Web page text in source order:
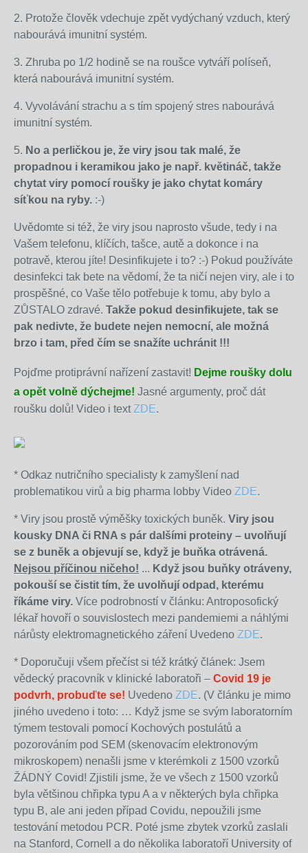
2. Protože člověk vdechuje zpět vydýchaný vzduch, který
nabourává imunitní systém.
3. Zhruba po 1/2 hodině se na roušce vytváří políseň,
která nabourává imunitní systém.
4. Vyvolávání strachu a s tím spojený stres nabourává
imunitní systém.
5. No a perličkou je, že viry jsou tak malé, že
propadnou i keramikou jako je např. květináč, takže
chytat viry pomocí roušky je jako chytat komáry
síťkou na ryby. :-)
Uvědomte si též, že viry jsou naprosto všude, tedy i na
Vašem telefonu, klíčích, tašce, autě a dokonce i na
potravě, kterou jíte! Desinfikujete i to? :-) Pokud používáte
desinfekci tak bete na vědomí, že ta ničí nejen viry, ale i to
prospěšné, co Vaše tělo potřebuje k tomu, aby bylo a
ZŮSTALO zdravé. Takže pokud desinfikujete, tak se
pak nedivte, že budete nejen nemocní, ale možná
brzo i tam, před čím se snažíte uchránit !!!
Pojďme protiprávní nařízení zastavit! Dejme roušky dolu
a opět volně dýchejme! Jasné argumenty, proč dát
roušku dolů! Video i textZDE.
* Odkaz nutričního specialisty k zamyšlení nad
problematikou virů a big pharma lobby Video ZDE.
* Viry jsou prostě výměšky toxických buněk. Viry jsou
kousky DNA či RNA s pár dalšími proteiny – uvolňují
se z buněk a objevují se, když je buňka otrávená.
Nejsou příčinou ničeho! ... Když jsou buňky otráveny,
pokouší se čistit tím, že uvolňují odpad, kterému
říkáme viry. Více podrobností v článku: Antroposofický
lékař hovoří o souvislostech mezi pandemiemi a náhlými
nárůsty elektromagnetického záření Uvedeno ZDE.
* Doporučuji všem přečíst si též krátký článek: Jsem
vědecký pracovník v klinické laboratoři – Covid 19 je
podvrh, probuďte se! Uvedeno ZDE. (V článku je mimo
jiného uvedeno i toto: … Když jsme se svým laboratorním
týmem testovali pomocí Kochových postulátů a
pozorováním pod SEM (skenovacím elektronovým
mikroskopem) nenašli jsme v kterémkoli z 1500 vzorků
ŽÁDNÝ Covid! Zjistili jsme, že ve všech z 1500 vzorků
byla většinou chřipka typu A a v některých byla chřipka
typu B, ale ani jeden případ Covidu, nepoužili jsme
testování metodou PCR. Poté jsme zbytek vzorků zaslali
na Stanford, Cornell a do několika laboratoří University of